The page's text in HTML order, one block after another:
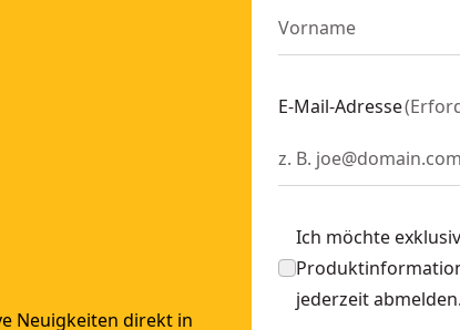
Neuigkeiten direkt in
E-Mail-Adresse(
Ich möchte
jederzeit abmelden.